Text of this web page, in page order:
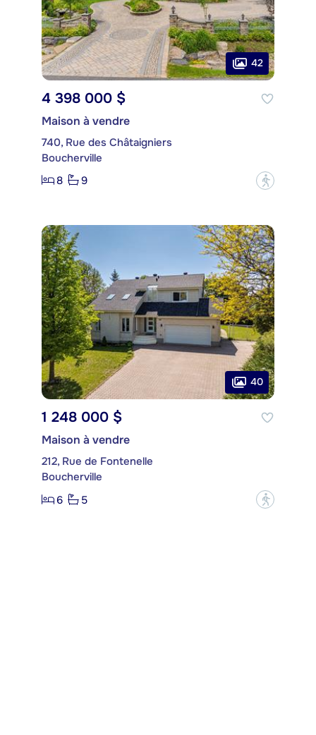
42
4 398 000 $
Maison à vendre
740, Rue des Châtaigniers
Boucherville
8
9 ?
40
1 248 000 $
Maison à vendre
212, Rue de Fontenelle
Boucherville
6
5 ?